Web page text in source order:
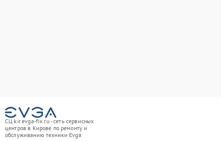
СЦ kir.evga-fix.ru - сеть сервисных
центров в Кирове по ремонту и
обслуживанию техники Evga